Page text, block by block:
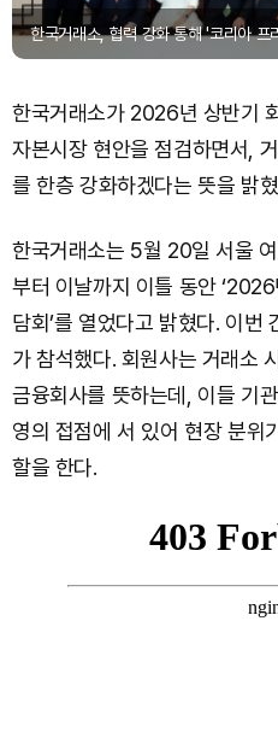
한국거래소, 협력 강화 통해 '코리아
한국거래소가 2026년 상반기
자본시장 현안을 점검하면서,
를 한층 강화하겠다는 뜻을 밝
한국거래소는 5월 20일 서울
부터 이날까지 이틀 동안
담회’를 열었다고 밝혔다. 이
가 참석했다. 회원사는 거래소
금융회사를 뜻하는데, 이들 기
영의 접점에 서 있어 현장 분위
할을 한다.